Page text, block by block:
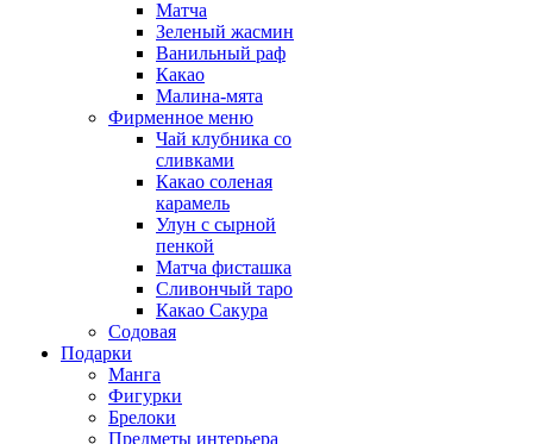
Матча
Зеленый жасмин
Ванильный раф
Какао
Малина-мята
Фирменное меню
Чай клубника со
сливками
Какао соленая
карамель
Улун с сырной
пенкой
Матча фисташка
Сливончый таро
Какао Сакура
Содовая
Подарки
Манга
Фигурки
Брелоки
Предметы интерьера